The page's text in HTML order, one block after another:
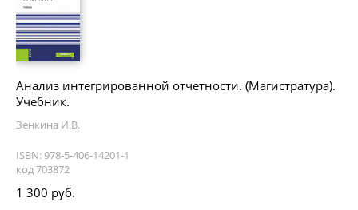
Анализ интегрированной отчетности. (Магистратура).
Учебник.
Зенкина И.В.
ISBN: 978-5-406-14201-1
код 703872
1 300 руб.